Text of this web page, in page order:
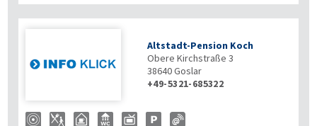
Altstadt-Pension Koch
Obere Kirchstraße 3
38640Goslar
+49-5321-685322